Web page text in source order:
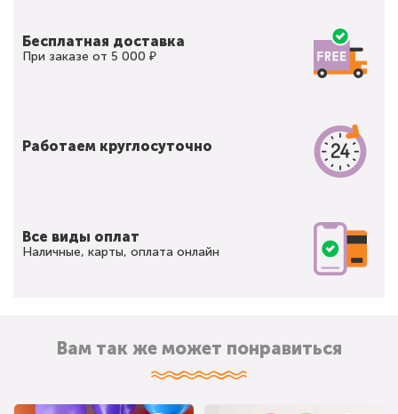
Бесплатная доставка
При заказе от 5 000 ₽
Работаем круглосуточно
Все виды оплат
Наличные, карты, оплата онлайн
Вам так же может понравиться